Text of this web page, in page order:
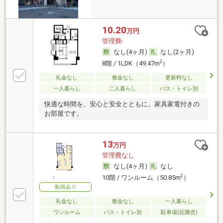
10.20万円
管理費-
なし(4ヶ月)
なし(2ヶ月)
8階 / 1LDK（49.47m2）
礼金なし 敷金なし
更新料なし
一人暮らし
二人暮らし バス・トイレ別
快適な時間を、安心と安全とともに。家具家電付きの
お部屋です。
動画あり
13万円
管理費なし
なし(4ヶ月)
なし
10階 / ワンルーム（50.85m2）
礼金なし 敷金なし
一人暮らし
ワンルーム
バス・トイレ別 駐車場(近隣含)